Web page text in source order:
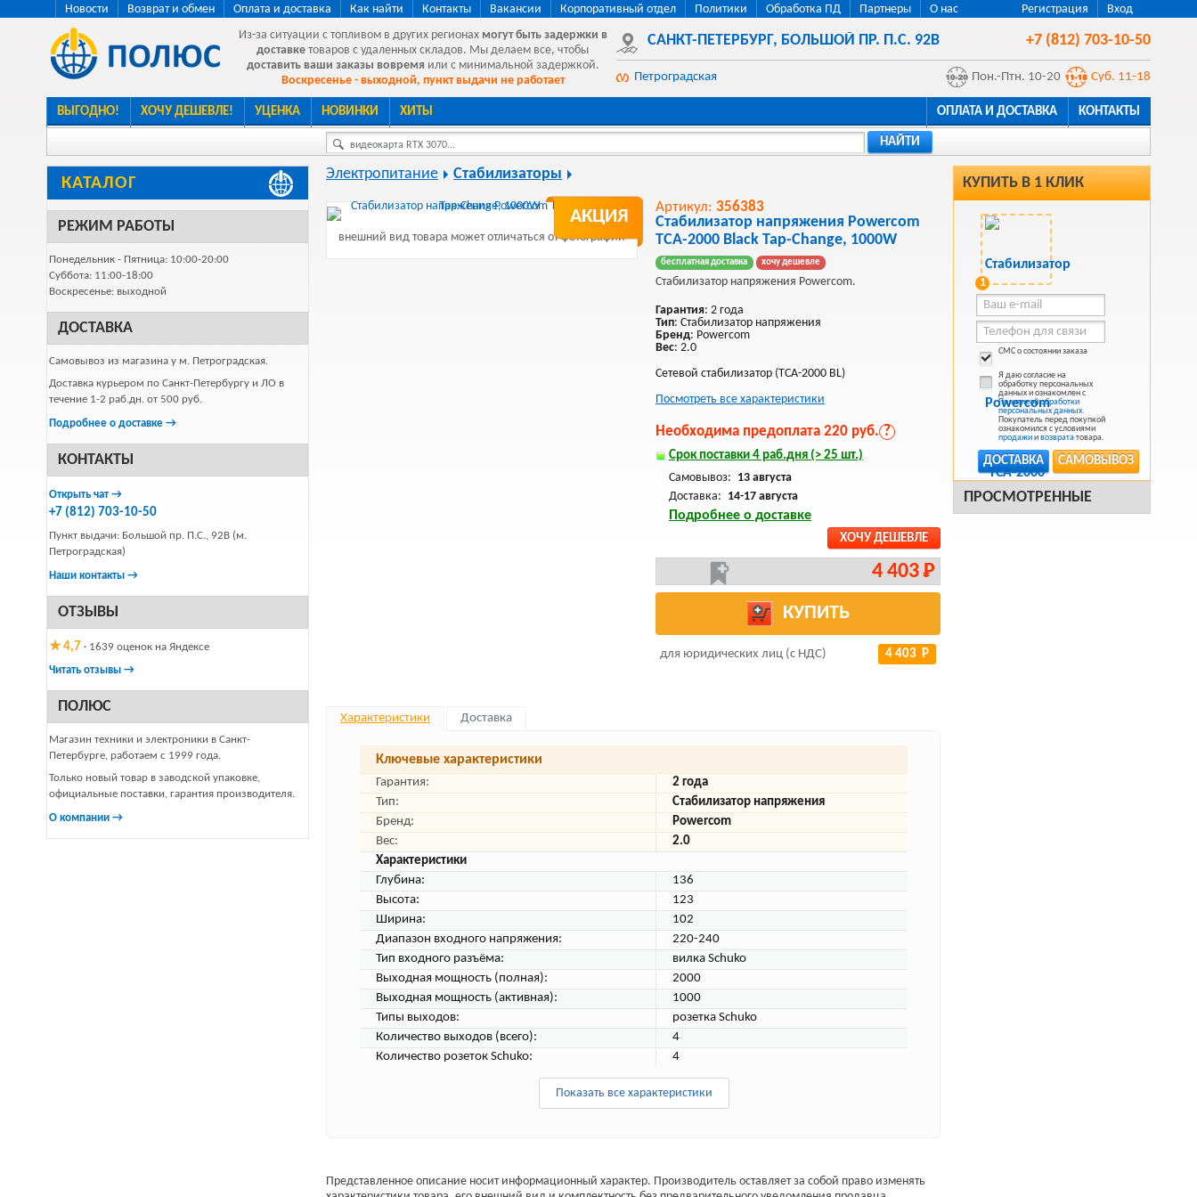
Регистрация Вход
Новости Возврат и обмен Оплата и доставка Как найти Контакты Вакансии Корпоративный отдел Политики Обработка ПД Партнеры
О нас
Из-за ситуации с топливом в других регионах могут быть задержки в
доставке товаров с удаленных складов. Мы делаем все, чтобы
доставить ваши заказы вовремя или с минимальной задержкой.
Воскресенье - выходной, пункт выдачи не работает
САНКТ-ПЕТЕРБУРГ, БОЛЬШОЙ ПР. П.С. 92В +7 (812) 703-10-50
Петроградская Пон.-Птн. 10-20 Суб. 11-18
ВЫГОДНО! ХОЧУ ДЕШЕВЛЕ! УЦЕНКА НОВИНКИ ХИТЫ ОПЛАТА И ДОСТАВКА КОНТАКТЫ
видеокарта RTX 3070... НАЙТИ
КАТАЛОГ
РЕЖИМ РАБОТЫ
Понедельник - Пятница: 10:00-20:00
Суббота: 11:00-18:00
Воскресенье: выходной
ДОСТАВКА
Самовывоз из магазина у м. Петроградская.
Доставка курьером по Санкт-Петербургу и ЛО в
течение 1-2 раб.дн. от 500 руб.
Подробнее о доставке →
КОНТАКТЫ
Открыть чат →
+7 (812) 703-10-50
Пункт выдачи: Большой пр. П.С., 92В (м.
Петроградская)
Наши контакты →
ОТЗЫВЫ
★ 4,7 · 1639 оценок на Яндексе
Читать отзывы →
ПОЛЮС
Магазин техники и электроники в Санкт-
Петербурге, работаем с 1999 года.
Только новый товар в заводской упаковке,
официальные поставки, гарантия производителя.
О компании →
КУПИТЬ В 1 КЛИК
1
СМС о состоянии заказа
Я даю согласие на
обработку персональных
данных и ознакомлен с
Политикой обработки
персональных данных.
Покупатель перед покупкой
ознакомился с условиями
продажиивозврататовара.
САМОВЫВОЗ
ДОСТАВКА
ПРОСМОТРЕННЫЕ
Электропитание Стабилизаторы
АКЦИЯ
внешний вид товара может отличаться от фотографии
Артикул: 356383
Стабилизатор напряжения Powercom
TCA-2000 Black Tap-Change, 1000W
бесплатная доставка хочу дешевле
Стабилизатор напряжения Powercom.
Гарантия: 2 года
Тип: Стабилизатор напряжения
Бренд: Powercom
Вес: 2.0
Сетевой стабилизатор (TCA-2000 BL)
Посмотреть все характеристики
Необходима предоплата 220 руб. ?
Срок поставки 4 раб.дня (> 25 шт.)
Самовывоз: 13 августа
Доставка: 14-17 августа
Подробнее о доставке
ХОЧУ ДЕШЕВЛЕ
4 403 Р
КУПИТЬ
для юридических лиц (с НДС) 4 403 Р
Характеристики Доставка
Ключевые характеристики
Гарантия:
2 года
Тип:
Стабилизатор напряжения
Бренд:
Powercom
Вес:
2.0
Характеристики
Глубина:
136
Высота:
123
Ширина:
102
Диапазон входного напряжения:
220-240
Тип входного разъёма:
вилка Schuko
Выходная мощность (полная):
2000
Выходная мощность (активная):
1000
Типы выходов:
розетка Schuko
Количество выходов (всего):
4
Количество розеток Schuko:
4
Показать все характеристики
Представленное описание носит информационный характер. Производитель оставляет за собой право изменять